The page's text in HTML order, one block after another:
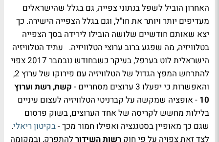
האחרון הוביל לשפל בנתוני צפייה, גם בגלל שהישראלים
מעדיפים יותר ויותר את חו"ל, וגם בגלל הצפייה הישירה. כך
יצא שאותם חודשיים שלושה הובילו לירידה בסך הצפייה
בטלוויזיה, מה שפגע ברוב ערוצי הטלוויזיה. עתיד הטלוויזיה
הישראלית לוט בערפל, בעיקר כשבחודש נובמבר 2017 צפוי
להתרחש המפץ הגדול של הטלוויזיה עם פירוקו של ערוץ 2,
והאפשרות כי יפעלו 3 ערוצים מסחריים -
קשת,רשת וערוץ
10 - אופציה שמקשה על קברניטי הטלוויזיה לעצום עיניים
בלילות מחשש לקריסה של אחד הערוצים, בשוק פרסום
שגם כך מאופיין בסטגנציה ואפילו חמור מכך -בקיטון ריאלי.
לצד זאת צפויה על פי חוק רשות השידורלהתפרק, ובמקומה